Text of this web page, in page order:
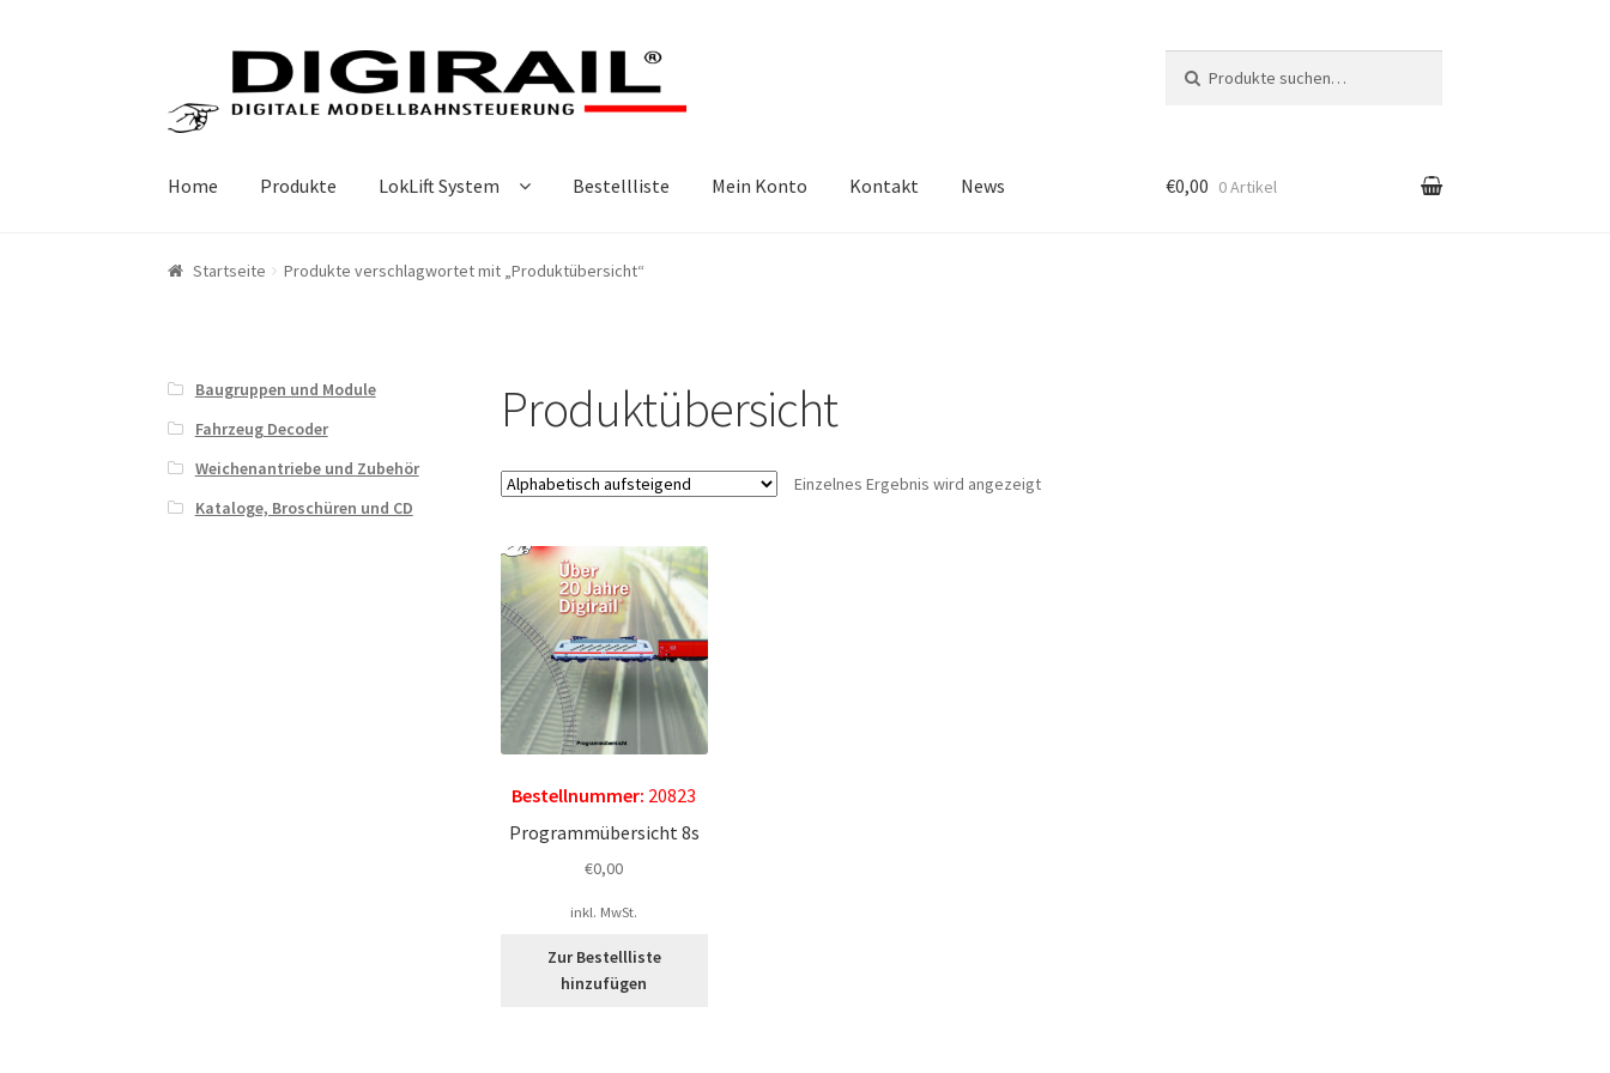
Zur Navigation springen
Springe zum Inhalt Suche
Home Produkte LokLift System Bestellliste Mein Konto Kontakt News €0,00 0 Artikel
Startseite Produkte verschlagwortet mit „Produktübersicht“
Produktübersicht
Einzelnes Ergebnis wird angezeigt
Bestellnummer: 20823
Programmübersicht 8s
€0,00
inkl. MwSt.
Zur Bestellliste
hinzufügen
Baugruppen und Module
Fahrzeug Decoder
Weichenantriebe und Zubehör
Kataloge, Broschüren und CD